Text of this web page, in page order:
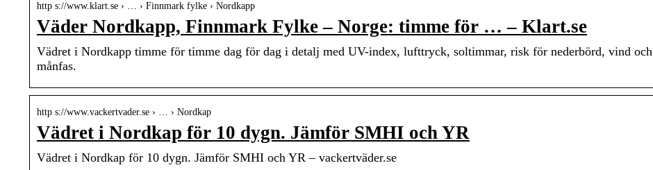
http s://www.klart.se › … › Finnmark fylke › Nordkapp
Väder Nordkapp, Finnmark Fylke – Norge: timme för … – Klart.se
Vädret i Nordkapp timme för timme dag för dag i detalj med UV-index, lufttryck, soltimmar, risk för nederbörd, vind och
månfas.
http s://www.vackertvader.se › … › Nordkap
Vädret i Nordkap för 10 dygn. Jämför SMHI och YR
Vädret i Nordkap för 10 dygn. Jämför SMHI och YR – vackertväder.se